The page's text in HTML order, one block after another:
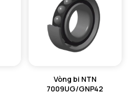
Vòng bi NTN
7009UG/GNP42